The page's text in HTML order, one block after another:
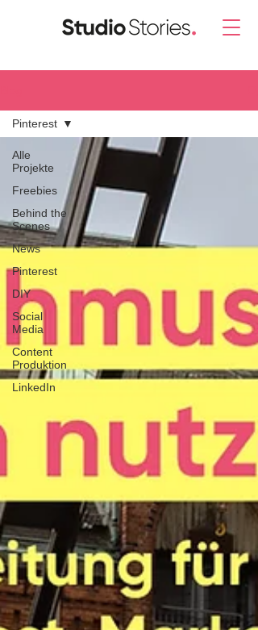
Alle
Projekte
Freebies
Behind the
Scenes
News
Pinterest
DIY
Social
Media
Content
Produktion
LinkedIn
Pinterest